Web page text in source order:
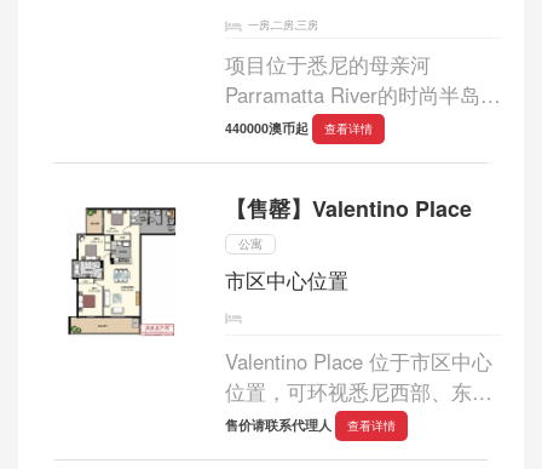
一房,二房,三房
项目位于悉尼的母亲河
Parramatta River的时尚半岛
Rhodes最临水物业，汇景半岛
的业主可享受水边惬意生活，
色。大师手笔，皇者风范，该
项目是区内最高品质的住...
440000澳币起 查看详情
【售罄】Valentino Place
公寓
市区中心位置
Valentino Place 位于市区中心
位置，可环视悉尼西部、东部
和北部的美景。这是单独开发
的一片住宅区，四面八方都有
售价请联系代理人 查看详情